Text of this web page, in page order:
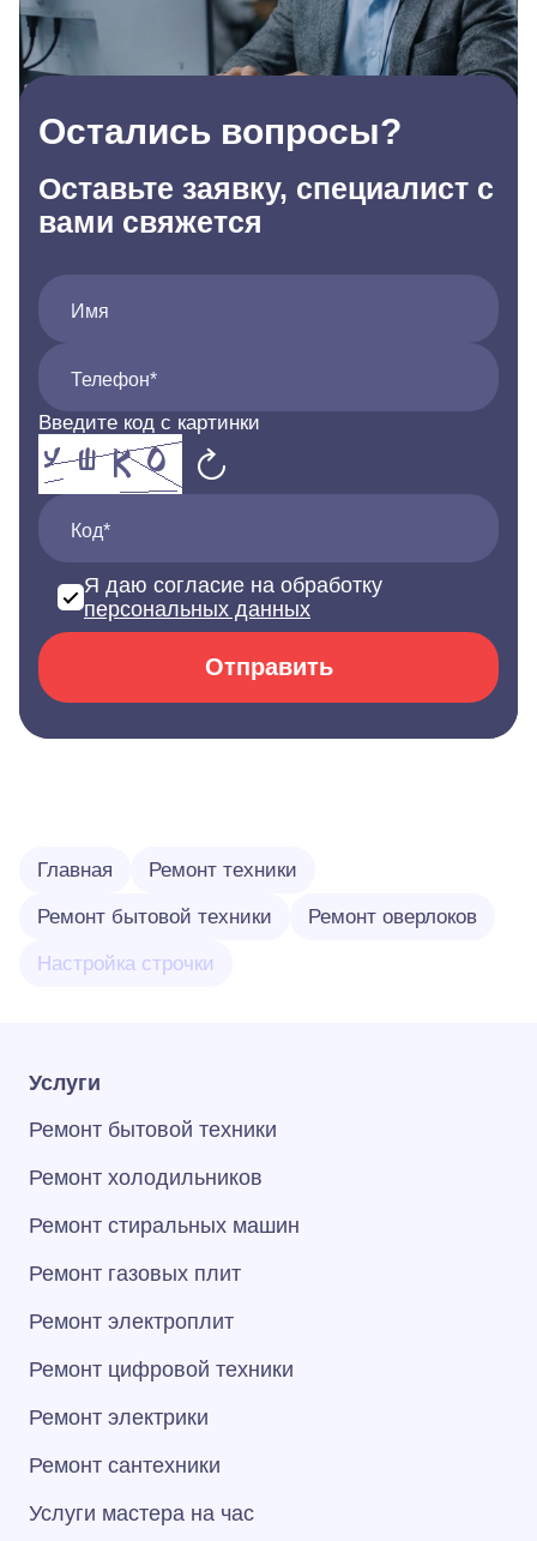
Остались вопросы?
Оставьте заявку, специалист с
вами свяжется
Имя
Телефон*
Введите код с картинки
Код*
Я даю согласие на обработку
персональных данных
Отправить
Главная Ремонт техники
Ремонт бытовой техники Ремонт оверлоков
Настройка строчки
Услуги
Ремонт бытовой техники
Ремонт холодильников
Ремонт стиральных машин
Ремонт газовых плит
Ремонт электроплит
Ремонт цифровой техники
Ремонт электрики
Ремонт сантехники
Услуги мастера на час